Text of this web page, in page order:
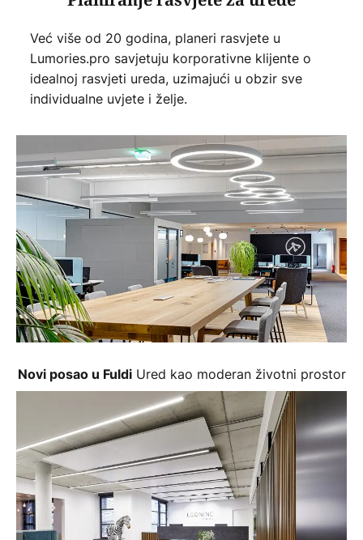
Već više od 20 godina, planeri rasvjete u
Lumories.pro savjetuju korporativne klijente o
idealnoj rasvjeti ureda, uzimajući u obzir sve
individualne uvjete i želje.
Novi posao u FuldiUred kao moderan životni prostor